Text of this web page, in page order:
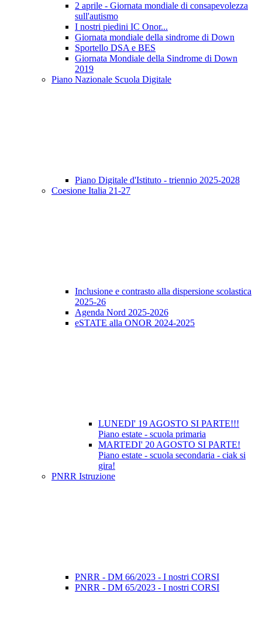
2 aprile - Giornata mondiale di consapevolezza
sull'autismo
I nostri piedini IC Onor...
Giornata mondiale della sindrome di Down
Sportello DSA e BES
Giornata Mondiale della Sindrome di Down
2019
Piano Nazionale Scuola Digitale
Piano Digitale d'Istituto - triennio 2025-2028
Coesione Italia 21-27
Inclusione e contrasto alla dispersione scolastica
2025-26
Agenda Nord 2025-2026
eSTATE alla ONOR 2024-2025
LUNEDI' 19 AGOSTO SI PARTE!!!
Piano estate - scuola primaria
MARTEDI' 20 AGOSTO SI PARTE!
Piano estate - scuola secondaria - ciak si
gira!
PNRR Istruzione
PNRR - DM 66/2023 - I nostri CORSI
PNRR - DM 65/2023 - I nostri CORSI